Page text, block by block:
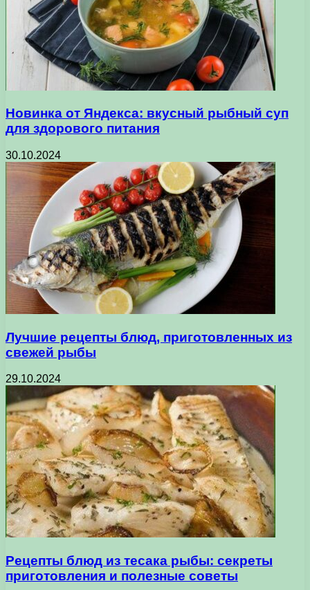
Новинка от Яндекса: вкусный рыбный суп
для здорового питания
30.10.2024
Лучшие рецепты блюд, приготовленных из
свежей рыбы
29.10.2024
Рецепты блюд из тесака рыбы: секреты
приготовления и полезные советы